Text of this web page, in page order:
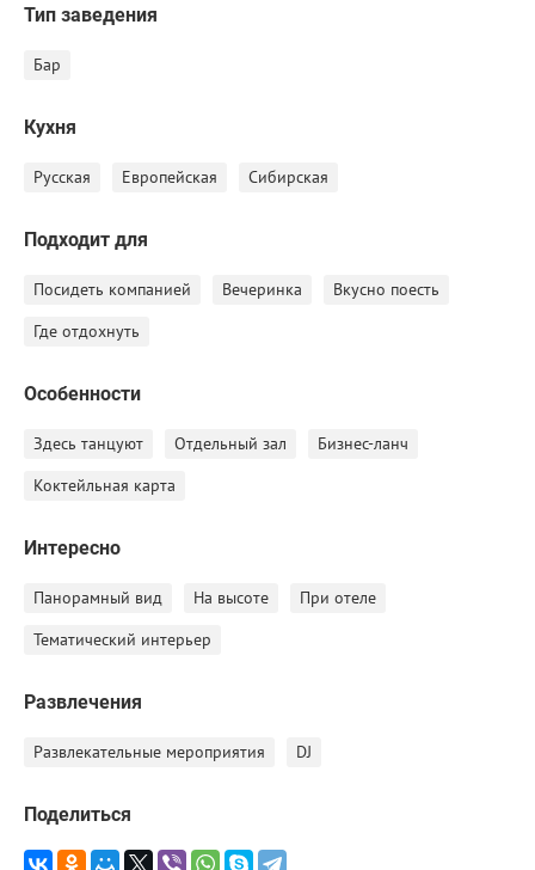
Авторские коктейли по мотивам «Великого Гетсби».
Тип заведения
Бар
Кухня
Русская Европейская Сибирская
Подходит для
Посидеть компанией Вечеринка Вкусно поесть
Где отдохнуть
Особенности
Здесь танцуют Отдельный зал Бизнес-ланч
Коктейльная карта
Интересно
Панорамный вид На высоте При отеле
Тематический интерьер
Развлечения
Развлекательные мероприятия DJ
Поделиться